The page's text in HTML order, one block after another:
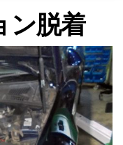
替
え
ン脱着